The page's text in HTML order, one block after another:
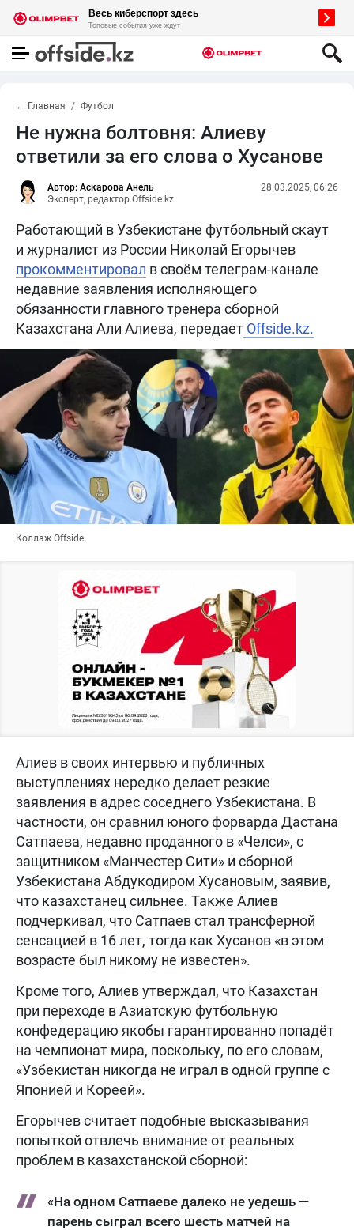
← Главная Футбол
Не нужна болтовня: Алиеву
ответили за его слова о Хусанове
Автор: Аскарова Анель
Эксперт, редактор Offside.kz
28.03.2025, 06:26
Работающий в Узбекистане футбольный скаут
и журналист из России Николай Егорычев
прокомментировал в своём телеграм-канале
недавние заявления исполняющего
обязанности главного тренера сборной
Казахстана Али Алиева, передает Offside.kz.
Коллаж Offside
Алиев в своих интервью и публичных
выступлениях нередко делает резкие
заявления в адрес соседнего Узбекистана. В
частности, он сравнил юного форварда Дастана
Сатпаева, недавно проданного в «Челси», с
защитником «Манчестер Сити» и сборной
Узбекистана Абдукодиром Хусановым, заявив,
что казахстанец сильнее. Также Алиев
подчеркивал, что Сатпаев стал трансферной
сенсацией в 16 лет, тогда как Хусанов «в этом
возрасте был никому не известен».
Кроме того, Алиев утверждал, что Казахстан
при переходе в Азиатскую футбольную
конфедерацию якобы гарантированно попадёт
на чемпионат мира, поскольку, по его словам,
«Узбекистан никогда не играл в одной группе с
Японией и Кореей».
Егорычев считает подобные высказывания
попыткой отвлечь внимание от реальных
проблем в казахстанской сборной:
«На одном Сатпаеве далеко не уедешь —
парень сыграл всего шесть матчей на